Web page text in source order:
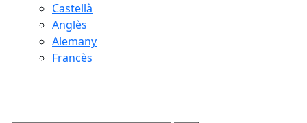
Castellà
Anglès
Alemany
Francès